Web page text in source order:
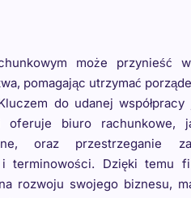
może przynieść
pomagając utrzymać
do udanej współpracy
oferuje biuro rachunkowe,
oraz przestrzeganie
i terminowości. Dzięki temu
rozwoju swojego biznesu,